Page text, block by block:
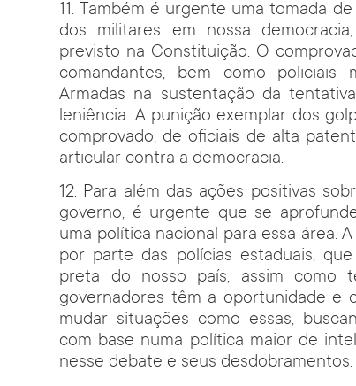
11. Também é urgente uma tomada
dos militares em nossa
previsto na Constituição. O
comandantes, bem como
Armadas na sustentação da
leniência. A punição exemplar dos
comprovado, de oficiais de alta
articular contra a democracia.
12. Para além das ações positivas
governo, é urgente que se
uma política nacional para essa área.
por parte das polícias estaduais,
preta do nosso país, assim como
governadores têm a oportunidade e
mudar situações como essas,
com base numa política maior de
nesse debate e seus desdobramentos.